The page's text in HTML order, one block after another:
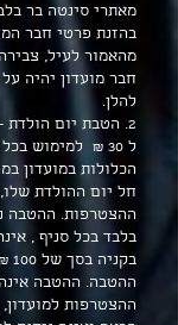
מאתרי סינטה בר
בהזנת פרטי חבר
מהאמור לעיל,
חבר מועדון יהיה
להלן.
2. הטבת יום הולדת
ל 30 ₪ למימוש
הכלולות במועדון
חל יום ההולדת
ההצטרפות. ההטבה
בלבד בכל סניף ,
ההטבה. ההטבה
ההצטרפות